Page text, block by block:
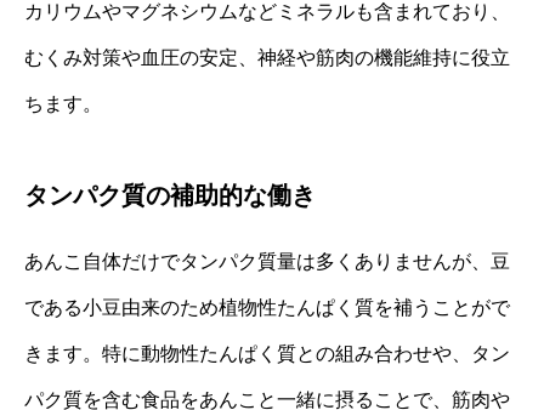
カリウムやマグネシウムなどミネラルも含まれており、
むくみ対策や血圧の安定、神経や筋肉の機能維持に役立
ちます。
タンパク質の補助的な働き
あんこ自体だけでタンパク質量は多くありませんが、豆
である小豆由来のため植物性たんぱく質を補うことがで
きます。特に動物性たんぱく質との組み合わせや、タン
パク質を含む食品をあんこと一緒に摂ることで、筋肉や